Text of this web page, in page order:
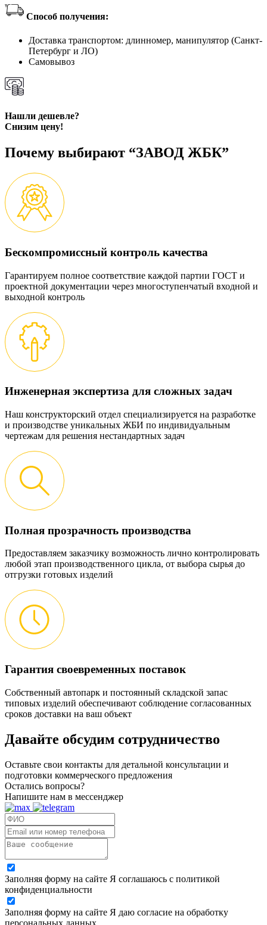
Способ получения:
Доставка транспортом: длинномер, манипулятор (Санкт-
Петербург и ЛО)
Самовывоз
Нашли дешевле?
Снизим цену!
Почему выбирают “ЗАВОД ЖБК”
Бескомпромиссный контроль качества
Гарантируем полное соответствие каждой партии ГОСТ и
проектной документации через многоступенчатый входной и
выходной контроль
Инженерная экспертиза для сложных задач
Наш конструкторский отдел специализируется на разработке
и производстве уникальных ЖБИ по индивидуальным
чертежам для решения нестандартных задач
Полная прозрачность производства
Предоставляем заказчику возможность лично контролировать
любой этап производственного цикла, от выбора сырья до
отгрузки готовых изделий
Гарантия своевременных поставок
Собственный автопарк и постоянный складской запас
типовых изделий обеспечивают соблюдение согласованных
сроков доставки на ваш объект
Давайте обсудим сотрудничество
Оставьте свои контакты для детальной консультации и
подготовки коммерческого предложения
Остались вопросы?
Напишите нам в мессенджер
Заполняя форму на сайте Я соглашаюсь с политикой
конфиденциальности
Заполняя форму на сайте Я даю согласие на обработку
персональных данных.